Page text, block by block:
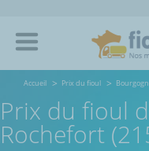
Accueil Prix du fioul
Prix du fioul
Rochefort